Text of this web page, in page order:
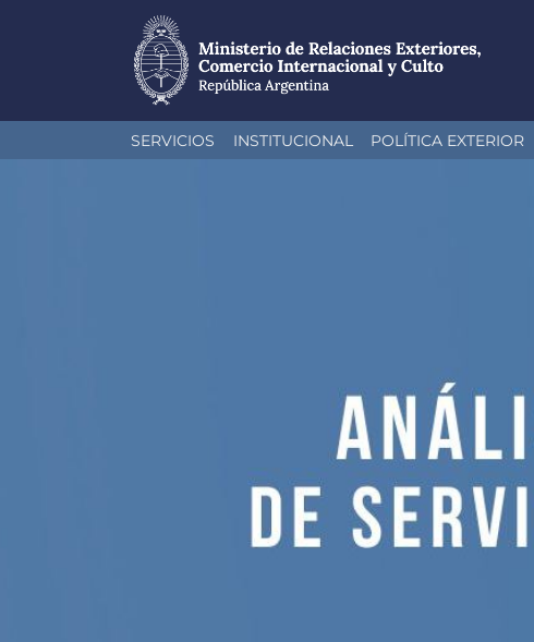
al
SERVICIOS INSTITUCIONAL POLÍTICA EXTERIOR